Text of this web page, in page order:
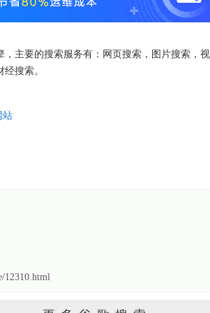
主要的搜索服务有：网页搜索，图片搜索，
搜索。
站
12310.html